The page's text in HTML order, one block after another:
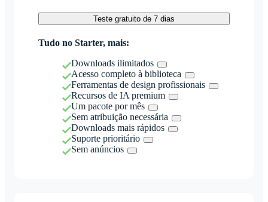
Teste gratuito de 7 dias
Tudo no Starter, mais:
Downloads ilimitados
Acesso completo à biblioteca
Ferramentas de design profissionais
Recursos de IA premium
Um pacote por mês
Sem atribuição necessária
Downloads mais rápidos
Suporte prioritário
Sem anúncios